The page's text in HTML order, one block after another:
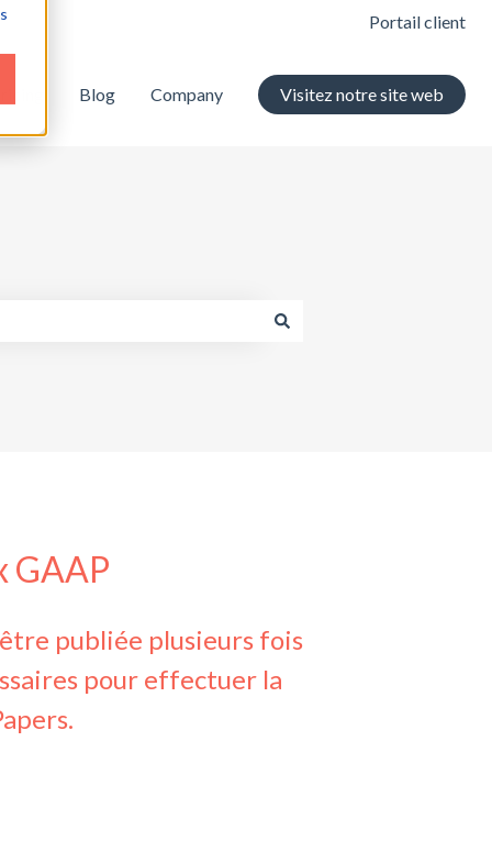
Portail client
Blog Company Visitez notre site web
GAAP
publiée plusieurs fois
pour effectuer la